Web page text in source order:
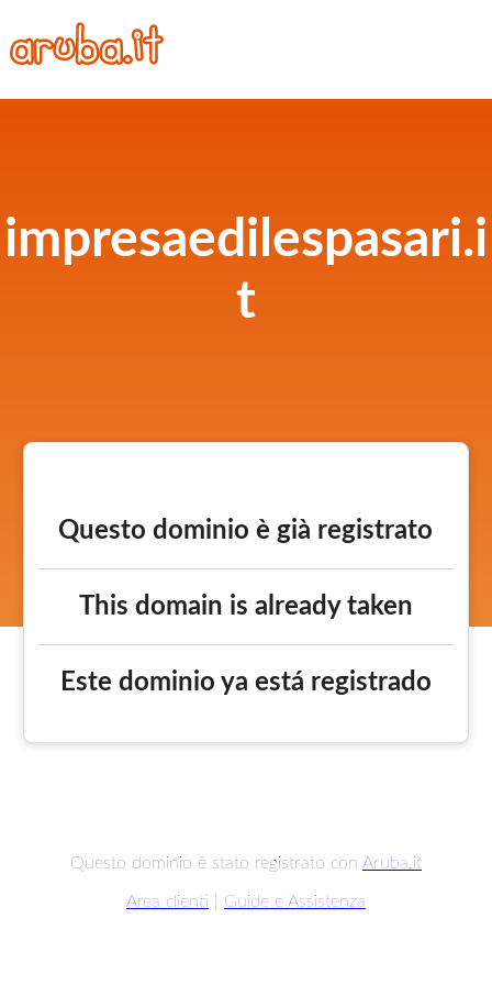
impresaedilespasari.i
t
Questo dominio è già registrato
This domain is already taken
Este dominio ya está registrado
Questo dominio è stato registrato con Aruba.it
Area clienti Guide e Assistenza